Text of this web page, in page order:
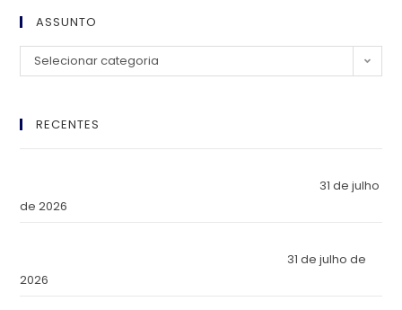
ASSUNTO
Selecionar categoria
RECENTES
31 de julho
de 2026
31 de julho de
2026